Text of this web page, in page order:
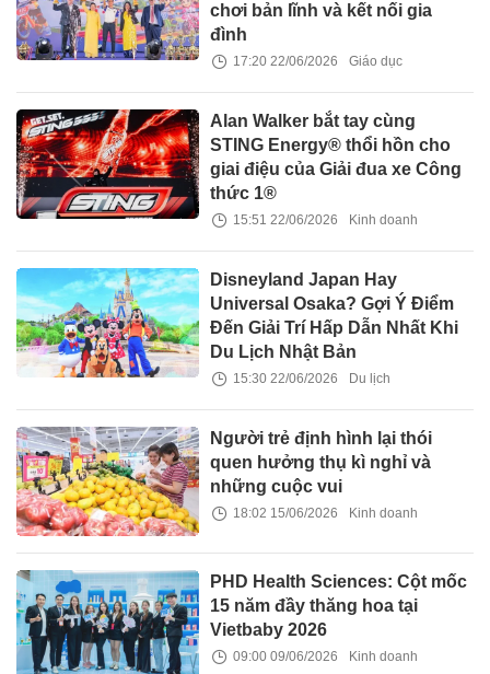
chơi bản lĩnh và kết nối gia
đình
17:20 22/06/2026 Giáo dục
Alan Walker bắt tay cùng
STING Energy® thổi hồn cho
giai điệu của Giải đua xe Công
thức 1®
15:51 22/06/2026 Kinh doanh
Disneyland Japan Hay
Universal Osaka? Gợi Ý Điểm
Đến Giải Trí Hấp Dẫn Nhất Khi
Du Lịch Nhật Bản
15:30 22/06/2026 Du lịch
Người trẻ định hình lại thói
quen hưởng thụ kì nghỉ và
những cuộc vui
18:02 15/06/2026 Kinh doanh
PHD Health Sciences: Cột mốc
15 năm đầy thăng hoa tại
Vietbaby 2026
09:00 09/06/2026 Kinh doanh